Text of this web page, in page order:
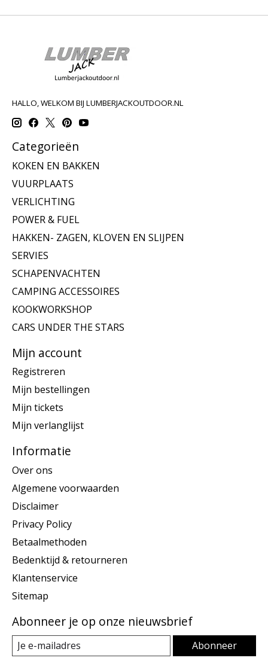
HALLO, WELKOM BIJ LUMBERJACKOUTDOOR.NL
Categorieën
KOKEN EN BAKKEN
VUURPLAATS
VERLICHTING
POWER & FUEL
HAKKEN- ZAGEN, KLOVEN EN SLIJPEN
SERVIES
SCHAPENVACHTEN
CAMPING ACCESSOIRES
KOOKWORKSHOP
CARS UNDER THE STARS
Mijn account
Registreren
Mijn bestellingen
Mijn tickets
Mijn verlanglijst
Informatie
Over ons
Algemene voorwaarden
Disclaimer
Privacy Policy
Betaalmethoden
Bedenktijd & retourneren
Klantenservice
Sitemap
Abonneer je op onze nieuwsbrief
Abonneer